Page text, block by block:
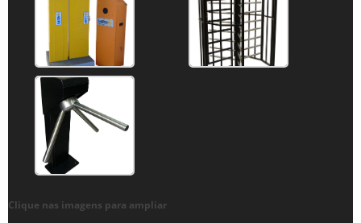
Clique nas imagens para ampliar